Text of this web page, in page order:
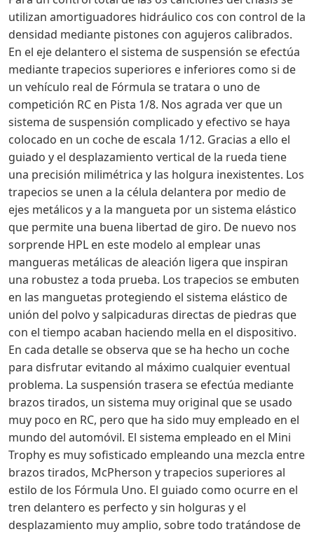
utilizan amortiguadores hidráulico cos con control de la
densidad mediante pistones con agujeros calibrados.
En el eje delantero el sistema de suspensión se efectúa
mediante trapecios superiores e inferiores como si de
un vehículo real de Fórmula se tratara o uno de
competición RC en Pista 1/8. Nos agrada ver que un
sistema de suspensión complicado y efectivo se haya
colocado en un coche de escala 1/12. Gracias a ello el
guiado y el desplazamiento vertical de la rueda tiene
una precisión milimétrica y las holgura inexistentes. Los
trapecios se unen a la célula delantera por medio de
ejes metálicos y a la mangueta por un sistema elástico
que permite una buena libertad de giro. De nuevo nos
sorprende HPL en este modelo al emplear unas
mangueras metálicas de aleación ligera que inspiran
una robustez a toda prueba. Los trapecios se embuten
en las manguetas protegiendo el sistema elástico de
unión del polvo y salpicaduras directas de piedras que
con el tiempo acaban haciendo mella en el dispositivo.
En cada detalle se observa que se ha hecho un coche
para disfrutar evitando al máximo cualquier eventual
problema. La suspensión trasera se efectúa mediante
brazos tirados, un sistema muy original que se usado
muy poco en RC, pero que ha sido muy empleado en el
mundo del automóvil. El sistema empleado en el Mini
Trophy es muy sofisticado empleando una mezcla entre
brazos tirados, McPherson y trapecios superiores al
estilo de los Fórmula Uno. El guiado como ocurre en el
tren delantero es perfecto y sin holguras y el
desplazamiento muy amplio, sobre todo tratándose de